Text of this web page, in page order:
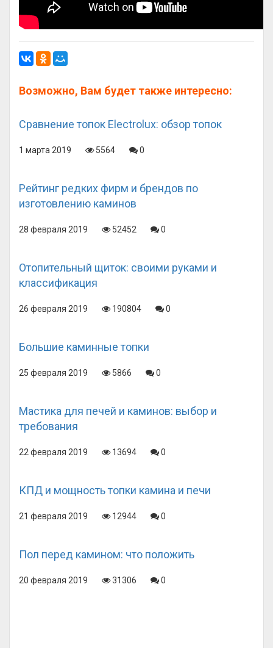
Возможно, Вам будет также интересно:
Сравнение топок Electrolux: обзор топок
1 марта 2019 5564 0
Рейтинг редких фирм и брендов по
изготовлению каминов
28 февраля 2019 52452 0
Отопительный щиток: своими руками и
классификация
26 февраля 2019 190804 0
Большие каминные топки
25 февраля 2019 5866 0
Мастика для печей и каминов: выбор и
требования
22 февраля 2019 13694 0
КПД и мощность топки камина и печи
21 февраля 2019 12944 0
Пол перед камином: что положить
20 февраля 2019 31306 0